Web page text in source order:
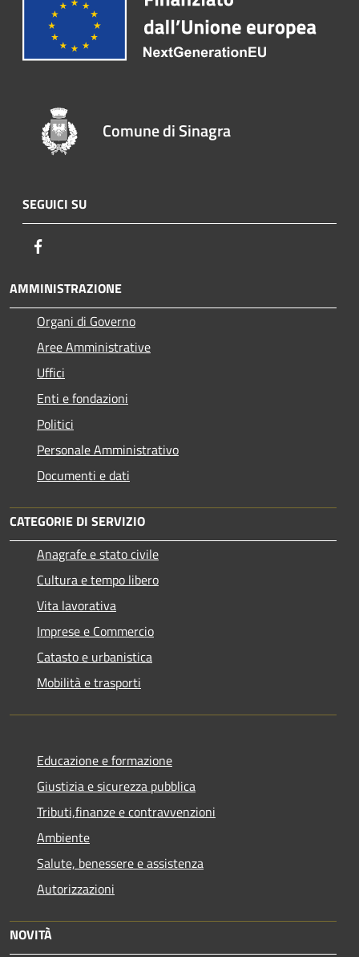
Comune di Sinagra
SEGUICI SU
AMMINISTRAZIONE
Organi di Governo
Aree Amministrative
Uffici
Enti e fondazioni
Politici
Personale Amministrativo
Documenti e dati
CATEGORIE DI SERVIZIO
Anagrafe e stato civile
Cultura e tempo libero
Vita lavorativa
Imprese e Commercio
Catasto e urbanistica
Mobilità e trasporti
Educazione e formazione
Giustizia e sicurezza pubblica
Tributi,finanze e contravvenzioni
Ambiente
Salute, benessere e assistenza
Autorizzazioni
NOVITÀ